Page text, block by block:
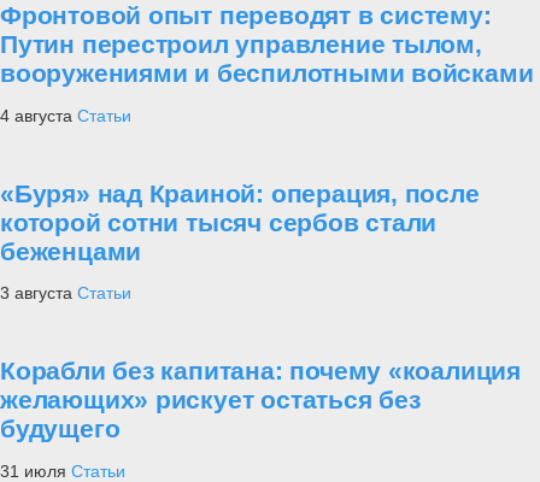
Фронтовой опыт переводят в систему:
Путин перестроил управление тылом,
вооружениями и беспилотными войсками
4 августа Статьи
«Буря» над Краиной: операция, после
которой сотни тысяч сербов стали
беженцами
3 августа Статьи
Корабли без капитана: почему «коалиция
желающих» рискует остаться без
будущего
31 июля Статьи